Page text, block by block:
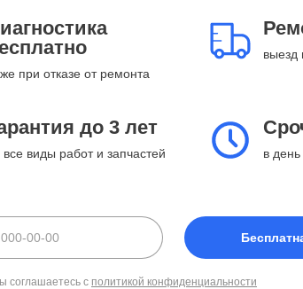
при отказе от ремонта
выезд
до 3 лет
все виды работ и запчастей в
соглашаетесь с политикой конфиденциальности